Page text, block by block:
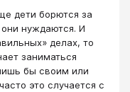
дети борются за
нуждаются. И
делах, то
заниматься
бы своим или
это случается с